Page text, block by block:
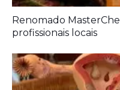
Renomado
profissionais locais